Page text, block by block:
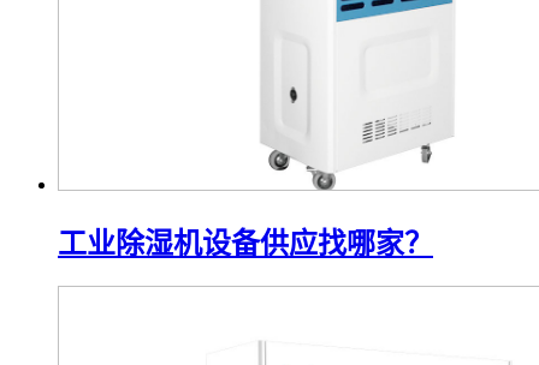
工业除湿机设备供应找哪家？